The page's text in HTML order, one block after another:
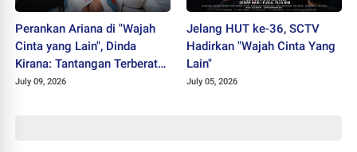
Perankan Ariana di "Wajah
Cinta yang Lain", Dinda
Kirana: Tantangan Terberat
Selama Berkarier
July 09, 2026
Jelang HUT ke-36, SCTV
Hadirkan "Wajah Cinta Yang
Lain"
July 05, 2026